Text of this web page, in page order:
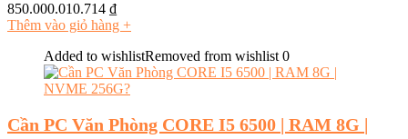
850.000.010.714 ₫
Thêm vào giỏ hàng +
Added to wishlistRemoved from wishlist 0
Cần PC Văn Phòng CORE I5 6500 | RAM 8G |